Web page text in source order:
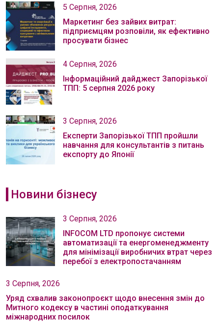
5 Серпня, 2026
Маркетинг без зайвих витрат:
підприємцям розповіли, як ефективно
просувати бізнес
4 Серпня, 2026
Інформаційний дайджест Запорізької
ТПП: 5 серпня 2026 року
3 Серпня, 2026
Експерти Запорізької ТПП пройшли
навчання для консультантів з питань
експорту до Японії
Новини бізнесу
3 Серпня, 2026
INFOCOM LTD пропонує системи
автоматизації та енергоменеджменту
для мінімізації виробничих втрат через
перебої з електропостачанням
3 Серпня, 2026
Уряд схвалив законопроєкт щодо внесення змін до
Митного кодексу в частині оподаткування
міжнародних посилок